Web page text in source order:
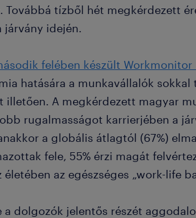
Továbbá tízből hét megkérdezett
járvány idején.
felében készült Workmonitor
hatására a munkavállalók
illetően. A megkérdezett magyar
rugalmasságot karrierjében a
a globális átlagtól (67%)
fele, 55% érzi magát
életében az egészséges „work-life
a dolgozók jelentős részét